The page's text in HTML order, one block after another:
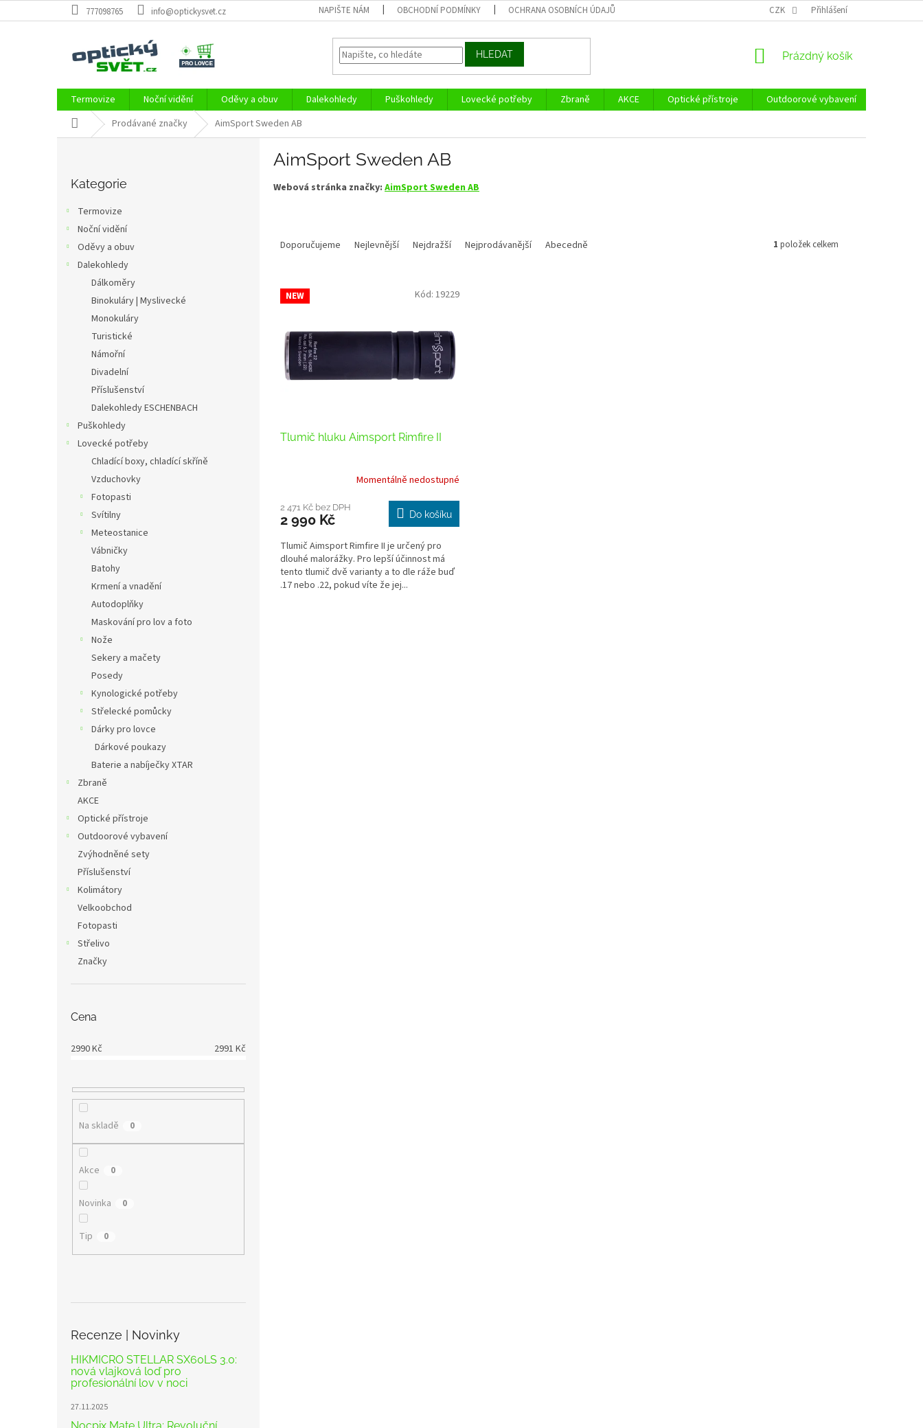
na
777098765 info@optickysvet.cz NAPIŠTE NÁM OBCHODNÍ PODMÍNKY OCHRANA OSOBNÍCH ÚDAJŮ ZÁSADY POUŽÍVÁNÍ SOUBORŮ COOKIES REKLAMAČNÍ ŘÁD -
CZK Přihlášení
HLEDAT
NÁKUPNÍ
Prázdný košík
Termovize Noční vidění Oděvy a obuv Dalekohledy Puškohledy Lovecké potřeby Zbraně AKCE Optické přístroje Outdoorové vybavení
Domů Prodávané značky AimSport Sweden AB
kategorie
Kategorie
Termovize
Noční vidění
Oděvy a obuv
Dalekohledy
Dálkoměry
Binokuláry | Myslivecké
Monokuláry
Turistické
Námořní
Divadelní
Příslušenství
Dalekohledy ESCHENBACH
Puškohledy
Lovecké potřeby
Chladící boxy, chladící skříně
Vzduchovky
Fotopasti
Svítilny
Meteostanice
Vábničky
Batohy
Krmení a vnadění
Autodoplňky
Maskování pro lov a foto
Nože
Sekery a mačety
Posedy
Kynologické potřeby
Střelecké pomůcky
Dárky pro lovce
Dárkové poukazy
Baterie a nabíječky XTAR
Zbraně
AKCE
Optické přístroje
Outdoorové vybavení
Zvýhodněné sety
Příslušenství
Kolimátory
Velkoobchod
Fotopasti
Střelivo
Značky
Cena
2990Kč 2991 Kč
Na skladě 0
Akce 0
Novinka 0
Tip 0
Recenze | Novinky
HIKMICRO STELLAR SX60LS 3.0:
nová vlajková loď pro
profesionální lov v noci
27.11.2025
Nocpix Mate Ultra: Revoluční
AimSport Sweden AB
Webová stránka značky: AimSport Sweden AB
n
Doporučujeme Nejlevnější Nejdražší Nejprodávanější Abecedně 1 položek celkem
V NEW
Tlumič hluku Aimsport Rimfire II
Momentálně nedostupné
2 471 Kč bez DPH
2 990 Kč Do košíku
Tlumič Aimsport Rimfire II je určený pro
dlouhé malorážky. Pro lepší účinnost má
tento tlumič dvě varianty a to dle ráže buď
.17 nebo .22, pokud víte že jej...
Kód: 19229